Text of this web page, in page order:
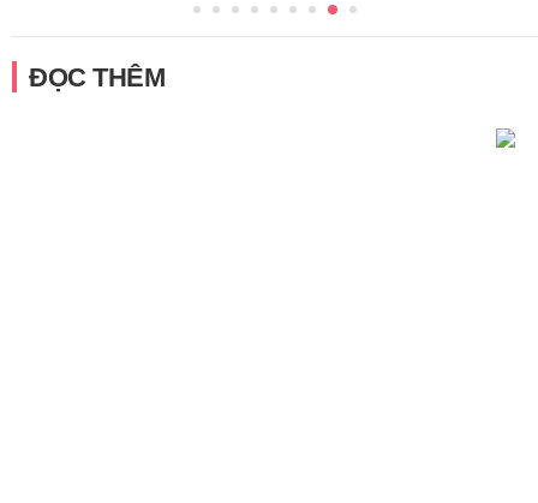
ĐỌC THÊM